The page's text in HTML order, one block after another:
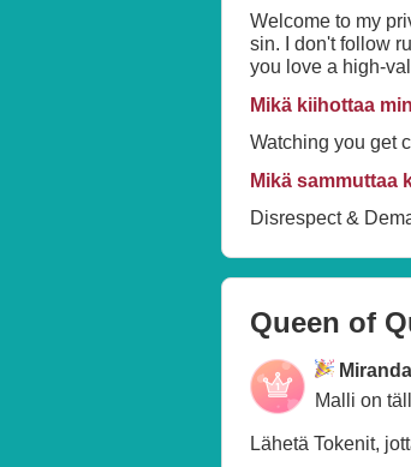
Welcome to my
sin. I don't follow
you love a high-
Mikä kiihottaa
Watching you get
Mikä sammuttaa
Disrespect &
Queen of
Malli on
Lähetä Tokenit,